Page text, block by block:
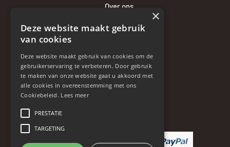
Over ons
Bezorgen en betalen
Contact
Disclaimer
Algemene voorwaarden
Deze website maakt gebruik
van cookies
Deze website maakt gebruik van cookies om de
gebruikerservaring te verbeteren. Door gebruik
te maken van onze website gaat u akkoord met
alle cookies in overeenstemming met ons
Cookiebeleid. Lees meer
PRESTATIE
TARGETING
×